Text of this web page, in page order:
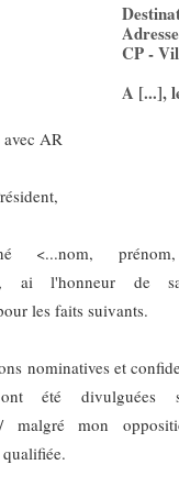
Adresse
CP -
A [...],
avec AR
<...nom,
ai l'honneur de
les faits suivants.
nominatives et
ont été divulguées
/ malgré mon